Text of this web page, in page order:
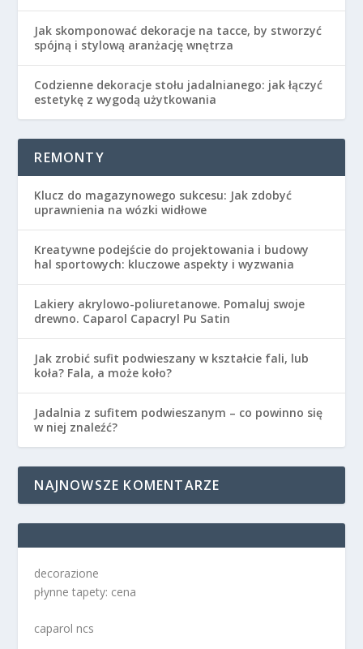
Jak skomponować dekoracje na tacce, by stworzyć
spójną i stylową aranżację wnętrza
Codzienne dekoracje stołu jadalnianego: jak łączyć
estetykę z wygodą użytkowania
REMONTY
Klucz do magazynowego sukcesu: Jak zdobyć
uprawnienia na wózki widłowe
Kreatywne podejście do projektowania i budowy
hal sportowych: kluczowe aspekty i wyzwania
Lakiery akrylowo-poliuretanowe. Pomaluj swoje
drewno. Caparol Capacryl Pu Satin
Jak zrobić sufit podwieszany w kształcie fali, lub
koła? Fala, a może koło?
Jadalnia z sufitem podwieszanym – co powinno się
w niej znaleźć?
NAJNOWSZE KOMENTARZE
decorazione
płynne tapety: cena
caparol ncs